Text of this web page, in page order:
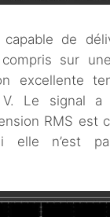
de
sur
excellente
V. Le signal
RMS est
elle n’est